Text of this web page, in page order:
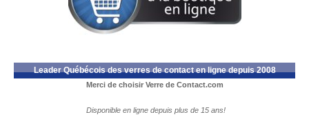
Leader Québécois des verres de contact en ligne depuis 2008
Merci de choisir Verre de Contact.com
Disponible en ligne depuis plus de 15 ans!